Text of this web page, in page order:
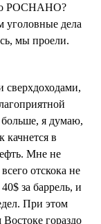
РОСНАНО?
уголовные дела
мы проели.
я думаю,
качнется в
Мне не
отскока не
за баррель, и
При этом
гораздо